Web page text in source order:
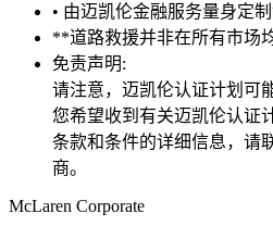
• 由迈凯伦金融服务量身定
**道路救援并非在所有市场
免责声明:
请注意，迈凯伦认证计划可
您希望收到有关迈凯伦认证
条款和条件的详细信息，请
商。
McLaren Corporate